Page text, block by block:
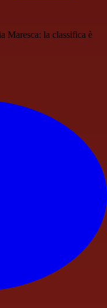
Maresca: la classifica è